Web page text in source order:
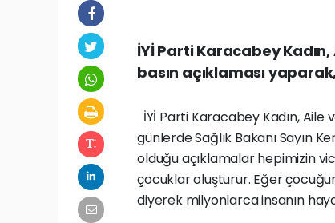
İYİ Parti Karacabey
basın açıklaması
İYİ Parti Karacabey Kadın, Aile
günlerde Sağlık Bakanı Sayın
olduğu açıklamalar hepimizin
çocuklar oluşturur. Eğer
diyerek milyonlarca insanın